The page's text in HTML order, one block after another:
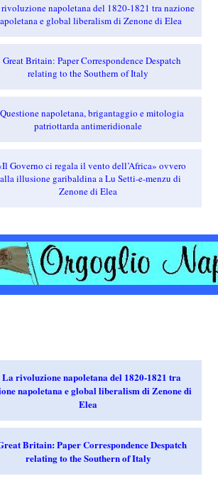
napoletana del 1820-1821 tra nazione
e global liberalism di Zenone di Elea
Great Britain: Paper Correspondence Despatch
relating to the Southern of Italy
Questione napoletana, brigantaggio e mitologia
patriottarda antimeridionale
Governo ci regala il vento dell’Africa» ovvero
illusione garibaldina a Lu Setti-e-menzu di
Zenone di Elea
La rivoluzione napoletana del 1820-1821 tra
napoletana e global liberalism di Zenone di
Elea
Britain: Paper Correspondence Despatch
relating to the Southern of Italy